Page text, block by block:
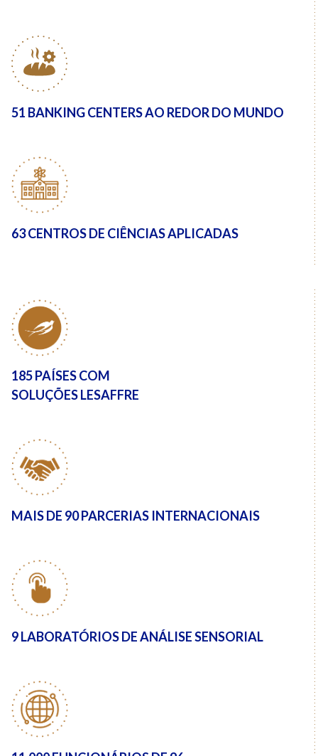
51 BANKING CENTERS AO REDOR DO MUNDO
63 CENTROS DE CIÊNCIAS APLICADAS
185 PAÍSES COM
SOLUÇÕES LESAFFRE
MAIS DE 90 PARCERIAS INTERNACIONAIS
9 LABORATÓRIOS DEANÁLISE SENSORIAL